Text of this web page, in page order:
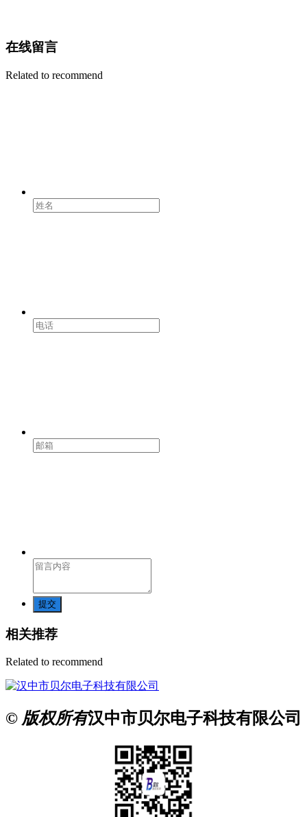
在线留言
Related to recommend
提交
相关推荐
Related to recommend
© 版权所有汉中市贝尔电子科技有限公司